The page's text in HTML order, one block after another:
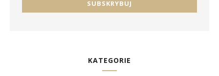
KATEGORIE